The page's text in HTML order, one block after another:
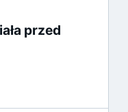
przed